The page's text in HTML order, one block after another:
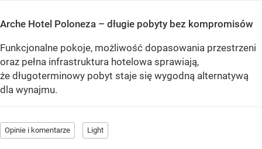
Arche Hotel Poloneza – długie pobyty bez kompromisów
Funkcjonalne pokoje, możliwość dopasowania przestrzeni
oraz pełna infrastruktura hotelowa sprawiają,
że długoterminowy pobyt staje się wygodną alternatywą
dla wynajmu.
Opinie i komentarze Light